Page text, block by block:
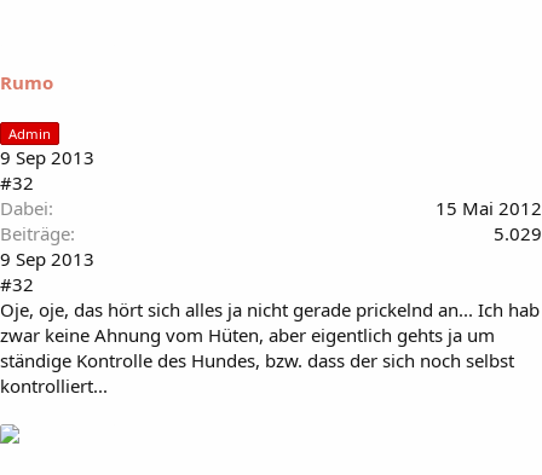
Rumo
Admin
9 Sep 2013
#32
Dabei
15 Mai 2012
Beiträge
5.029
9 Sep 2013
#32
Oje, oje, das hört sich alles ja nicht gerade prickelnd an... Ich hab
zwar keine Ahnung vom Hüten, aber eigentlich gehts ja um
ständige Kontrolle des Hundes, bzw. dass der sich noch selbst
kontrolliert...